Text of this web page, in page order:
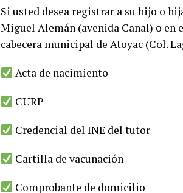
Si usted desea registrar a su hijo o
Miguel Alemán (avenida Canal) o en
cabecera municipal de Atoyac (Col.
Acta de nacimiento
CURP
Credencial del INE del tutor
Cartilla de vacunación
Comprobante de domicilio